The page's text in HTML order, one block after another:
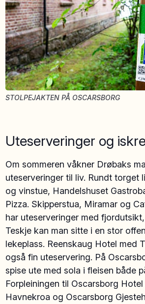
STOLPEJAKTEN PÅ OSCARSBORG
Uteserveringer og
Om sommeren våkner Drøbaks
uteserveringer til liv. Rundt torget
og vinstue, Handelshuset
Pizza. Skipperstua, Miramar og
har uteserveringer med
Teskje kan man sitte i en stor
lekeplass. Reenskaug Hotel med
også fin uteservering. På
spise ute med sola i fleisen både
Forpleiningen til Oscarsborg
Havnekroa og Oscarsborg